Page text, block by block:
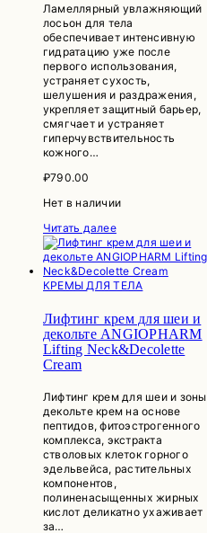
Ламеллярный увлажняющий
лосьон для тела
обеспечивает интенсивную
гидратацию уже после
первого использования,
устраняет сухость,
шелушения и раздражения,
укрепляет защитный барьер,
смягчает и устраняет
гиперчувствительность
кожного…
₽790.00
Нет в наличии
Читать далее
КРЕМЫ ДЛЯ ТЕЛА
Лифтинг крем для шеи и
декольте ANGIOPHARM
Lifting Neck&Decolette
Cream
Лифтинг крем для шеи и зоны
декольте крем на основе
пептидов, фитоэстрогенного
комплекса, экстракта
стволовых клеток горного
эдельвейса, растительных
компонентов,
полиненасыщенных жирных
кислот деликатно ухаживает
за…